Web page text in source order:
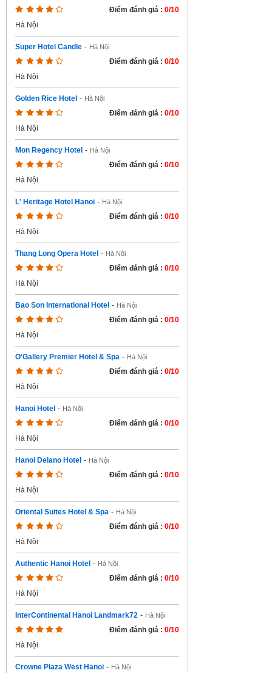
Điểm đánh giá : 0/10
Hà Nội
Super Hotel Candle - Hà Nội
Điểm đánh giá : 0/10
Hà Nội
Golden Rice Hotel - Hà Nội
Điểm đánh giá : 0/10
Hà Nội
Mon Regency Hotel - Hà Nội
Điểm đánh giá : 0/10
Hà Nội
L' Heritage Hotel Hanoi - Hà Nội
Điểm đánh giá : 0/10
Hà Nội
Thang Long Opera Hotel - Hà Nội
Điểm đánh giá : 0/10
Hà Nội
Bao Son International Hotel - Hà Nội
Điểm đánh giá : 0/10
Hà Nội
O'Gallery Premier Hotel & Spa - Hà Nội
Điểm đánh giá : 0/10
Hà Nội
Hanoi Hotel - Hà Nội
Điểm đánh giá : 0/10
Hà Nội
Hanoi Delano Hotel - Hà Nội
Điểm đánh giá : 0/10
Hà Nội
Oriental Suites Hotel & Spa - Hà Nội
Điểm đánh giá : 0/10
Hà Nội
Authentic Hanoi Hotel - Hà Nội
Điểm đánh giá : 0/10
Hà Nội
InterContinental Hanoi Landmark72 - Hà Nội
Điểm đánh giá : 0/10
Hà Nội
Crowne Plaza West Hanoi - Hà Nội